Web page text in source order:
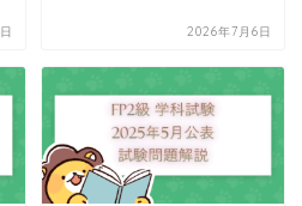
2026年7月6日